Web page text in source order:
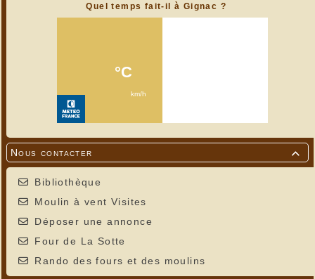
Quel temps fait-il à Gignac ?

Nous contacter
Bibliothèque
Moulin à vent Visites
Déposer une annonce
Four de La Sotte
Rando des fours et des moulins